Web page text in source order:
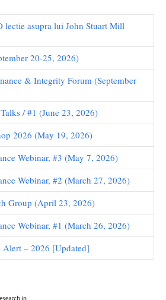
lectie asupra lui John Stuart Mill
20-25, 2026)
& Integrity Forum (September
/ #1 (June 23, 2026)
2026 (May 19, 2026)
Webinar, #3 (May 7, 2026)
Webinar, #2 (March 27, 2026)
Group (April 23, 2026)
Webinar, #1 (March 26, 2026)
Alert – 2026 [Updated]